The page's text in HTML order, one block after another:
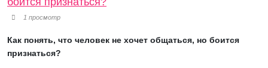
1 просмотр
Как понять, что человек не хочет общаться, но боится
признаться?